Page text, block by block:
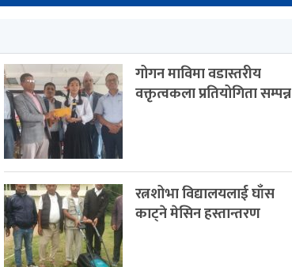
गोगन माविमा वडास्तरीय
वक्तृत्वकला प्रतियोगिता सम्पन्न
रत्नशोभा विद्यालयलाई घाँस
काट्ने मेसिन हस्तान्तरण